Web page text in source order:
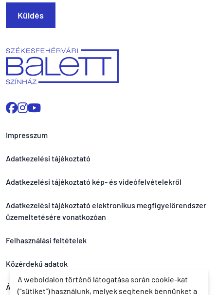
Impresszum
Adatkezelési tájékoztató
Adatkezelési tájékoztató kép- és videófelvételekről
Adatkezelési tájékoztató elektronikus megfigyelőrendszer
üzemeltetésére vonatkozóan
Felhasználási feltételek
Közérdekű adatok
Általános nyereményjáték szabályzat
Küldés
A weboldalon történő látogatása során cookie-kat
(“sütiket”) használunk, melyek segítenek bennünket a